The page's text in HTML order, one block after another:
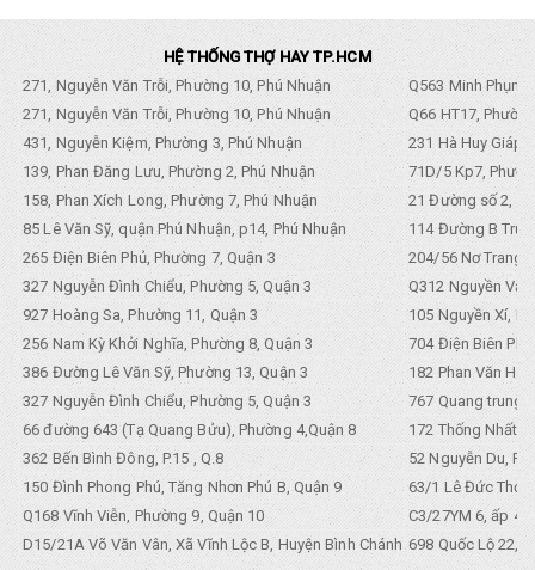
HỆ THỐNG THỢ HAY TP.HCM
271, Nguyễn Văn Trỗi, Phường 10, Phú Nhuận
Q563 Minh
271, Nguyễn Văn Trỗi, Phường 10, Phú Nhuận
Q66 HT17,
431, Nguyễn Kiệm, Phường 3, Phú Nhuận
231 Hà Huy Giáp,
139, Phan Đăng Lưu, Phường 2, Phú Nhuận
71D/5 Kp7,
158, Phan Xích Long, Phường 7, Phú Nhuận
21 Đường số 2,
85 Lê Văn Sỹ, quận Phú Nhuận, p14, Phú Nhuận
114 Đường B
265 Điện Biên Phủ, Phường 7, Quận 3
204/56 Nơ Trang
327 Nguyễn Đình Chiểu, Phường 5, Quận 3
Q312 Nguyền
927 Hoàng Sa, Phường 11, Quận 3
105 Nguyền Xí,
256 Nam Kỳ Khởi Nghĩa, Phường 8, Quận 3
704 Điện Biên
386 Đường Lê Văn Sỹ, Phường 13, Quận 3
182 Phan Văn
327 Nguyễn Đình Chiểu, Phường 5, Quận 3
767 Quang trung,
66 đường 643 (Tạ Quang Bửu), Phường 4,Quận 8
172 Thống Nhất.
362 Bến Bình Đông, P.15 , Q.8
52 Nguyễn Du,
150 Đình Phong Phú, Tăng Nhơn Phú B, Quận 9
63/1 Lê Đức Thọ,
Q168 Vĩnh Viễn, Phường 9, Quận 10
C3/27YM 6, ấp 4,
D15/21A Võ Văn Vân, Xã Vĩnh Lộc B, Huyện Bình Chánh 698 Quốc Lộ 22,